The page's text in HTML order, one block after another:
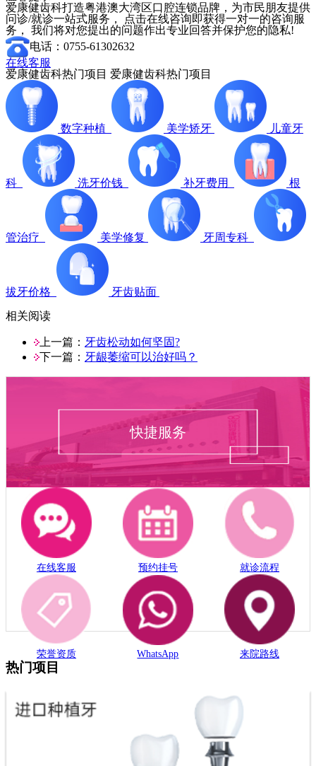
爱康健齿科打造粤港澳大湾区口腔连锁品牌，为市民朋友提供
问诊/就诊一站式服务， 点击在线咨询即获得一对一的咨询服
务， 我们将对您提出的问题作出专业回答并保护您的隐私!
电话：0755-61302632
在线客服
爱康健齿科热门项目 爱康健齿科热门项目
数字种植 美学矫牙 儿童牙
科 洗牙价钱 补牙费用 根
管治疗 美学修复 牙周专科
拔牙价格
牙齿贴面
相关阅读
上一篇： 牙齿松动如何坚固?
下一篇： 牙龈萎缩可以治好吗？
快捷服务
在线客服 预约挂号 就诊流程
荣誉资质 WhatsApp 来院路线
热门项目